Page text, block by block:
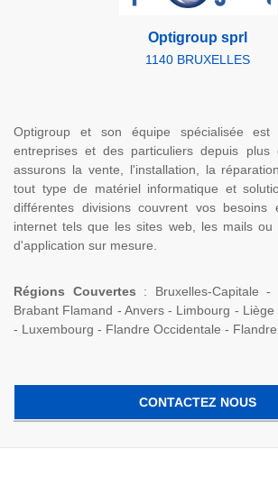
Optigroup sprl
1140 BRUXELLES
Optigroup et son équipe spécialisée
entreprises et des particuliers depuis
assurons la vente, l'installation, la
tout type de matériel informatique et
différentes divisions couvrent vos
internet tels que les sites web, les mails ou
d'application sur mesure.
Régions Couvertes : Bruxelles-Capitale -
Brabant Flamand - Anvers - Limbourg -
- Luxembourg - Flandre Occidentale -
CONTACTEZ NOUS